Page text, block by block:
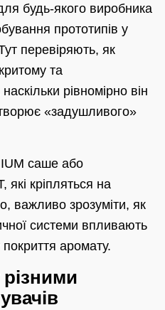
будь-якого виробника
прототипів у
перевіряють, як
та
рівномірно він
«задушливого»
саше або
кріпляться на
важливо зрозуміти, як
системи впливають
покриття аромату.